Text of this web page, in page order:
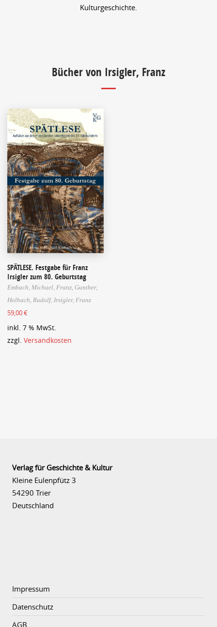
Kulturgeschichte.
Bücher von Irsigler, Franz
SPÄTLESE. Festgabe für Franz
Irsigler zum 80. Geburtstag
Embach, Michael, Franz, Gunther,
Holbach, Rudolf, Irsigler, Franz
59,00€
inkl. 7 % MwSt.
zzgl. Versandkosten
Verlag für Geschichte & Kultur
Kleine Eulenpfütz 3
54290 Trier
Deutschland
Impressum
Datenschutz
AGB